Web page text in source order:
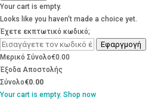
Your cart is empty.
Looks like you haven't made a choice yet.
Έχετε εκπτωτικό κωδικό;
Εφαργμογή
Μερικό Σύνολο€0.00
Έξοδα Αποστολής
Σύνολο€0.00
Your cart is empty. Shop now